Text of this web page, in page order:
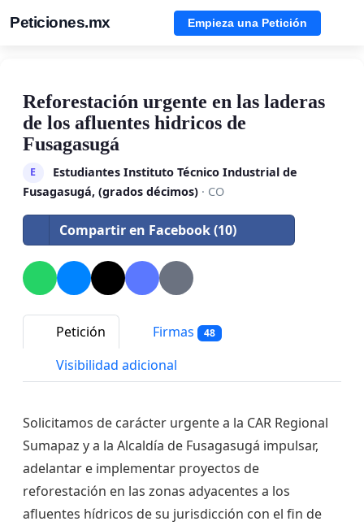
Peticiones.mx Empieza una Petición
Reforestación urgente en las laderas
de los afluentes hidricos de
Fusagasugá
E
Estudiantes Instituto Técnico Industrial de
Fusagasugá, (grados décimos) · CO
Compartir en Facebook (10)
Petición Firmas 48
Visibilidad adicional
Solicitamos de carácter urgente a la CAR Regional
Sumapaz y a la Alcaldía de Fusagasugá impulsar,
adelantar e implementar proyectos de
reforestación en las zonas adyacentes a los
afluentes hídricos de su jurisdicción con el fin de